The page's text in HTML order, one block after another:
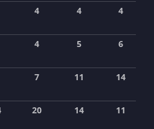
4 4
4
4 5
6
7 11
14
20 14
11